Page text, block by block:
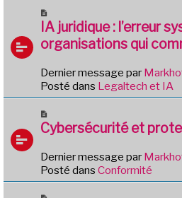
s
a
e
o
u
v
a
u
s
a
g
e
IA juridique : l’erreur
organisations qui
Dernier message par
Posté dans Legaltech et IA
o
u
v
e
a
Cybersécurité et
Dernier message par
Posté dans Conformité